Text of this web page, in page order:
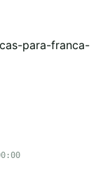
para-franca-